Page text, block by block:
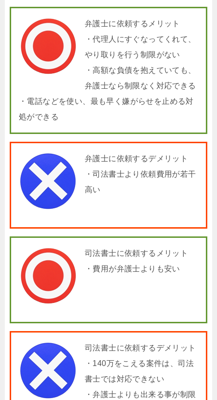
弁護士に依頼するメリット
・代理人にすぐなってくれて、
やり取りを行う制限がない
・高額な負債を抱えていても、
弁護士なら制限なく対応できる
・電話などを使い、最も早く嫌がらせを止める対
処ができる
弁護士に依頼するデメリット
・司法書士より依頼費用が若干
高い
司法書士に依頼するメリット
・費用が弁護士よりも安い
司法書士に依頼するデメリット
・140万をこえる案件は、司法
書士では対応できない
・弁護士よりも出来る事が制限